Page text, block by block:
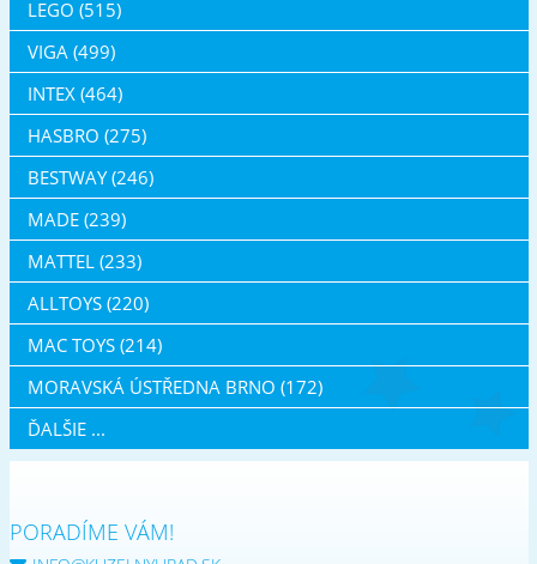
LEGO (515)
VIGA (499)
INTEX (464)
HASBRO (275)
BESTWAY (246)
MADE (239)
MATTEL (233)
ALLTOYS (220)
MAC TOYS (214)
MORAVSKÁ ÚSTŘEDNA BRNO (172)
ĎALŠIE ...
PORADÍME VÁM!